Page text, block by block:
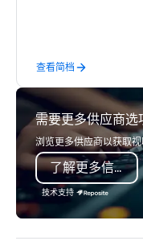
day hikes we provide
guided inn-to-in
from the gateway City
Francisco to the
country with a focus
lodging, food and
a Monterey Bay Trek.
查看简档
需要更多供应商选
浏览更多供应商以获取
了解更多信息
技术支持